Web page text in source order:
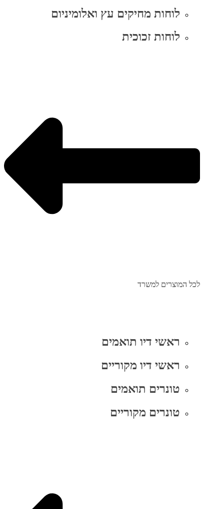
לוחות מחיקים עץ ואלומיניום
לוחות זכוכית
לכל המוצרים למשרד
ראשי דיו תואמים
ראשי דיו מקוריים
טונרים תואמים
טונרים מקוריים